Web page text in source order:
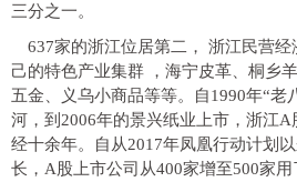
三分之一。
637家的浙江位居第二， 浙江民营经
己的特色产业集群
，海宁皮革、桐乡
五金、义乌小商品等等。自1990年“老
河，到2006年的景兴纸业上市，浙江
经十余年。自从2017年凤凰行动计划
长，A股上市公司从400家增至500家